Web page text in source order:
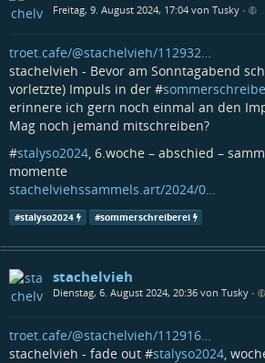
Freitag, 9. August 2024, 17:04 von Tusky •
troet.cafe/@stachelvieh/112932…
stachelvieh - Bevor am Sonntagabend
vorletzte) Impuls in der #
erinnere ich gern noch einmal an den
Mag noch jemand mitschreiben?
#stalyso2024 , 6.woche – abschied –
momente
stachelviehssammels.art/2024/0…
#stalyso2024 #sommerschreiberei
stachelvieh
Dienstag, 6. August 2024, 20:36 von Tusky •
troet.cafe/@stachelvieh/112916…
stachelvieh - fade out #stalyso2024 ,